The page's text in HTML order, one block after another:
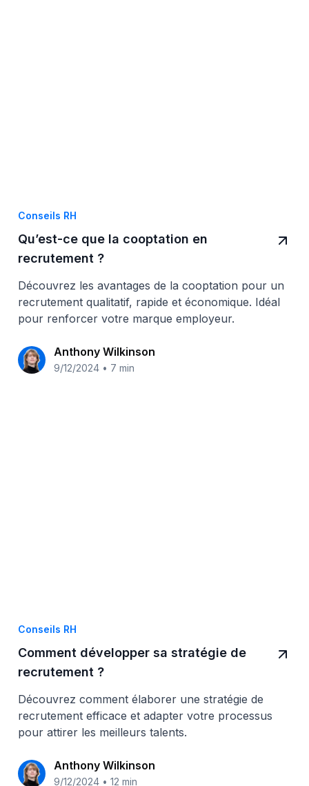
Conseils RH
Qu’est-ce que la cooptation en
recrutement ?
Découvrez les avantages de la cooptation pour un
recrutement qualitatif, rapide et économique. Idéal
pour renforcer votre marque employeur.
Anthony Wilkinson
9/12/2024 • 7 min
Conseils RH
Comment développer sa stratégie de
recrutement ?
Découvrez comment élaborer une stratégie de
recrutement efficace et adapter votre processus
pour attirer les meilleurs talents.
Anthony Wilkinson
9/12/2024 • 12 min